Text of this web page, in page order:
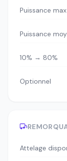
Puissance max
Puissance moy.
10% → 80%
Optionnel
Attelage